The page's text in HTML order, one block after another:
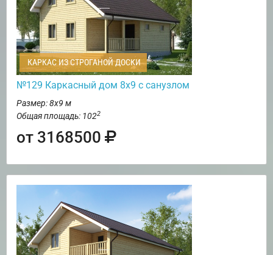
КАРКАС ИЗ СТРОГАНОЙ ДОСКИ
№129 Каркасный дом 8х9 с санузлом
Размер: 8х9 м
Общая площадь: 1022
от 3168500